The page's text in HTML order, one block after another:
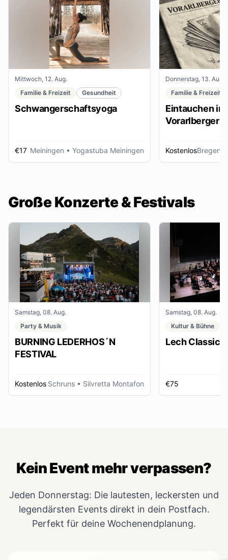
Mittwoch, 12. Aug.
Familie & Freizeit
Gesundheit
Schwangerschaftsyoga
€17 Meiningen • Yogastuba Meiningen
Donnerstag, 13. Aug.
Familie & Freizeit
Eintauchen in
Vorarlberger
KostenlosBregenz
Große Konzerte & Festivals
Samstag, 08. Aug.
Party & Musik
BURNING LEDERHOS´N
FESTIVAL
Kostenlos Schruns • Silvretta Montafon
Samstag, 08. Aug.
Kultur & Bühne
Lech Classic
€75
Kein Event mehr verpassen?
Jeden Donnerstag: Die lautesten, leckersten und
legendärsten Events direkt in dein Postfach.
Perfekt für deine Wochenendplanung.